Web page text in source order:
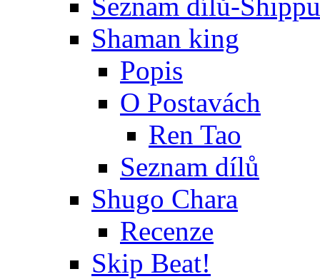
Shaman king
Popis
O Postavách
Ren Tao
Seznam dílů
Shugo Chara
Recenze
Skip Beat!